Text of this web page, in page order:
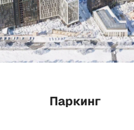
Паркинг